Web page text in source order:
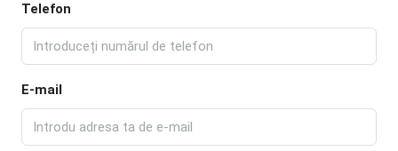
Telefon
E-mail